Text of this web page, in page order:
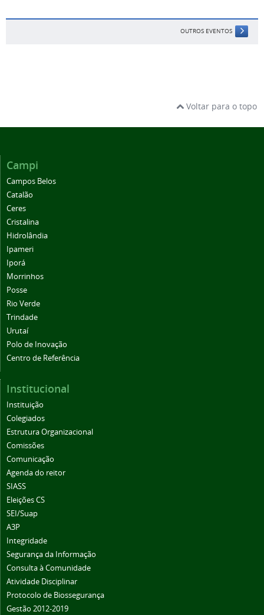
OUTROS EVENTOS
Voltar para o topo
Campi
Campos Belos
Catalão
Ceres
Cristalina
Hidrolândia
Ipameri
Iporá
Morrinhos
Posse
Rio Verde
Trindade
Urutaí
Polo de Inovação
Centro de Referência
Institucional
Instituição
Colegiados
Estrutura Organizacional
Comissões
Comunicação
Agenda do reitor
SIASS
Eleições CS
SEI/Suap
A3P
Integridade
Segurança da Informação
Consulta à Comunidade
Atividade Disciplinar
Protocolo de Biossegurança
Gestão 2012-2019